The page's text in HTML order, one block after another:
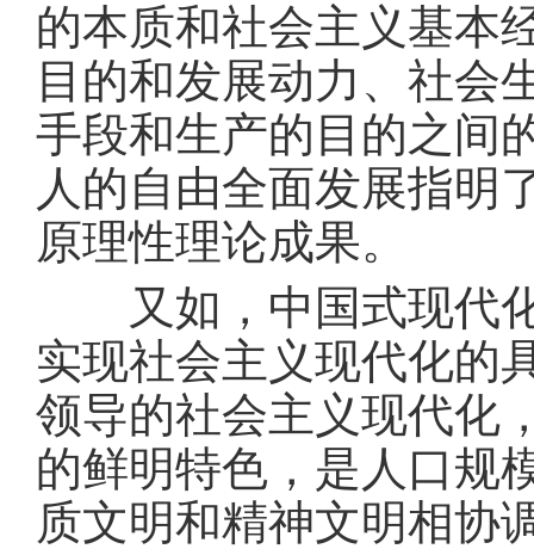
的本质和社会主义基本
目的和发展动力、社会
手段和生产的目的之间
人的自由全面发展指明
原理性理论成果。
又如，中国式现代化
实现社会主义现代化的
领导的社会主义现代化
的鲜明特色，是人口规
质文明和精神文明相协